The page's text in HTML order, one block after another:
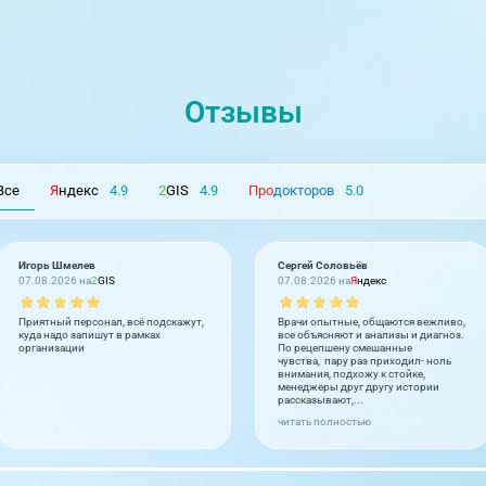
Отзывы
Яндекс 4.9 2GIS 4.9 Продокторов 5.0
Игорь Шмелев
07.08.2026 на2GIS
Приятный персонал, всё подскажут,
куда надо запишут в рамках
организации
Сергей Соловьёв
07.08.2026 наЯндекс
Врачи опытные, общаются вежливо,
все объясняют и анализы и диагноз.
По рецепшену смешанные
чувства, пару раз приходил- ноль
внимания, подхожу к стойке,
менеджеры друг другу истории
рассказывают,...
читать полностью